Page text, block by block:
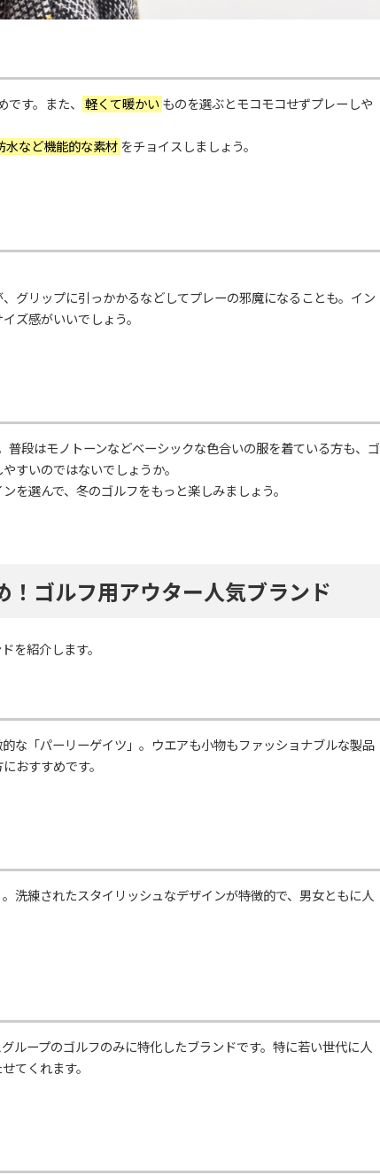
です。また、 軽くて暖かい ものを選ぶとモコモコせずプレーしや
水など機能的な素材 をチョイスしましょう。
グリップに引っかかるなどしてプレーの邪魔になることも。イン
ズ感がいいでしょう。
普段はモノトーンなどベーシックな色合いの服を着ている方も、ゴ
すいのではないでしょうか。
を選んで、冬のゴルフをもっと楽しみましょう。
！ゴルフ用アウター人気ブランド
を紹介します。
な「パーリーゲイツ」。ウエアも小物もファッショナブルな製品
おすすめです。
洗練されたスタイリッシュなデザインが特徴的で、男女ともに人
ループのゴルフのみに特化したブランドです。特に若い世代に人
てくれます。